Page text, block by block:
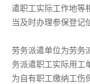
遣职工实际工作地等
当及时办理参保登记
劳务派遣单位为劳务
务派遣职工实际用工
为自有职工缴纳工伤